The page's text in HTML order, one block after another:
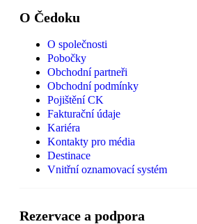
O Čedoku
O společnosti
Pobočky
Obchodní partneři
Obchodní podmínky
Pojištění CK
Fakturační údaje
Kariéra
Kontakty pro média
Destinace
Vnitřní oznamovací systém
Rezervace a podpora